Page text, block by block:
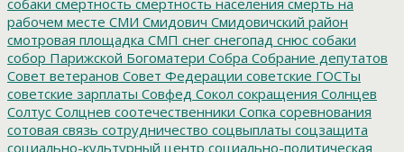
рабочем месте СМИ Смидович Смидовичский район
смотровая площадка СМП снег снегопад снюс собаки
собор Парижской Богоматери Собра Собрание депутатов
Совет ветеранов Совет Федерации советские ГОСТы
советские зарплаты Совфед Сокол сокращения Солнцев
Солтус Солцнев соотечественники Сопка соревнования
сотовая связь сотрудничество соцвыплаты соцзащита
социально-культурный центр социально-политическая